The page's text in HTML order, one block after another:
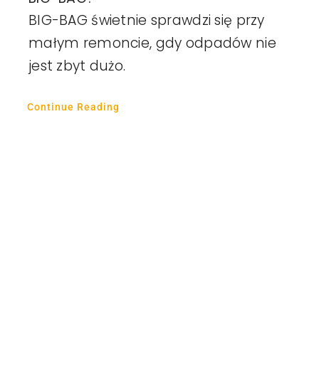
BIG-BAG świetnie sprawdzi się przy
małym remoncie, gdy odpadów nie
jest zbyt dużo.
Continue Reading